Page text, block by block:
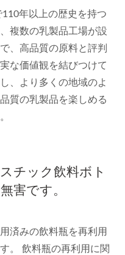
年以上の歴史を持つ
複数の乳製品工場が設
、高品質の原料と評判
な価値観を結びつけて
、より多くの地域のよ
質の乳製品を楽しめる
チック飲料ボト
害です。
済みの飲料瓶を再利用
。 飲料瓶の再利用に関